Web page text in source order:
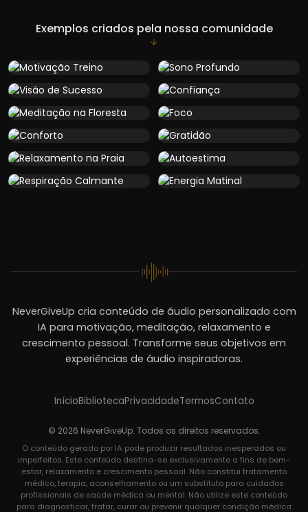
Exemplos criados pela nossa comunidade
NeverGiveUp cria conteúdo de áudio personalizado com
IA para motivação, meditação, relaxamento e
crescimento pessoal. Transforme seus objetivos em
experiências de áudio inspiradoras.
InícioBibliotecaPrivacidadeTermosContato
© 2026 NeverGiveUp. Todos os direitos reservados.
O conteúdo gerado por IA pode produzir resultados inesperados ou
imperfeitos. Este conteúdo destina-se exclusivamente a fins de bem-
estar, relaxamento e crescimento pessoal. Não constitui tratamento
médico, terapia, aconselhamento ou um substituto para cuidados
profissionais de saúde médica ou mental. Não utilize este conteúdo
para diagnosticar, tratar, curar ou prevenir qualquer condição médica